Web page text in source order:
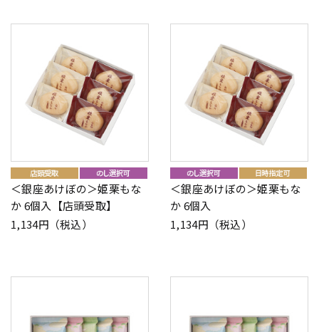
＜銀座あけぼの＞姫栗もな
か 6個入【店頭受取】
1,134円（税込）
＜銀座あけぼの＞姫栗もな
か 6個入
1,134円（税込）